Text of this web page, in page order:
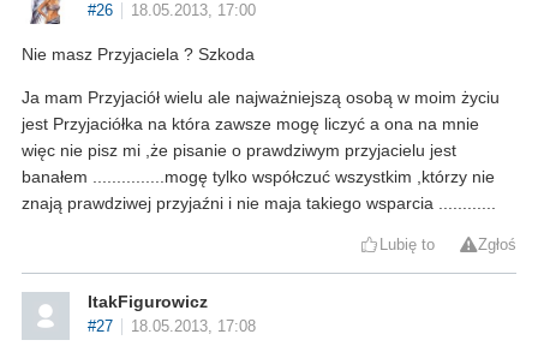
#26
18.05.2013, 17:00
Nie masz Przyjaciela ? Szkoda
Ja mam Przyjaciół wielu ale najważniejszą osobą w moim życiu
jest Przyjaciółka na która zawsze mogę liczyć a ona na mnie
więc nie pisz mi ,że pisanie o prawdziwym przyjacielu jest
banałem ...............mogę tylko współczuć wszystkim ,którzy nie
znają prawdziwej przyjaźni i nie maja takiego wsparcia ............
Lubię to Zgłoś
ItakFigurowicz
#27 18.05.2013, 17:08